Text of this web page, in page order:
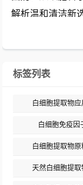
标签列表
白细胞提取物应
白细胞免疫因
白细胞提取物原
天然白细胞提取